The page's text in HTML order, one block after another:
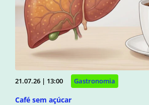
21.07.26 | 13:00 Gastronomia
Café sem açúcar